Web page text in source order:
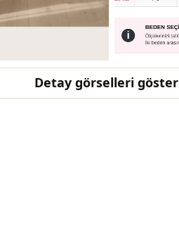
Detay görselleri göster